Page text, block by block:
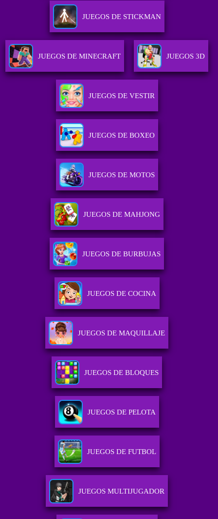
JUEGOS DE STICKMAN
JUEGOS DE MINECRAFT JUEGOS 3D
JUEGOS DE VESTIR
JUEGOS DE BOXEO
JUEGOS DE MOTOS
JUEGOS DE MAHJONG
JUEGOS DE BURBUJAS
JUEGOS DE COCINA
JUEGOS DE MAQUILLAJE
JUEGOS DE BLOQUES
JUEGOS DE PELOTA
JUEGOS DE FUTBOL
JUEGOS MULTIJUGADOR